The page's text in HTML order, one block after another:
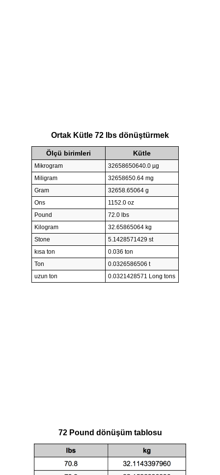
Ortak Kütle 72 lbs dönüştürmek
Ölçü birimleri Kütle
Mikrogram
32658650640.0 µg
Miligram
32658650.64 mg
Gram
32658.65064 g
Ons
1152.0 oz
Pound
72.0 lbs
Kilogram
32.65865064 kg
Stone
5.1428571429 st
kısa ton
0.036 ton
Ton
0.0326586506 t
uzun ton
0.0321428571 Long tons
72 Pound dönüşüm tablosu